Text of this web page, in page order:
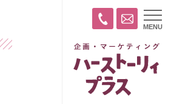
t
o
g
e
n
MENU